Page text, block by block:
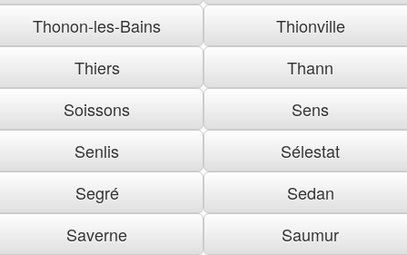
Thonon-les-Bains
Thionville
Thiers
Thann
Soissons
Sens
Senlis
Sélestat
Segré
Sedan
Saverne
Saumur